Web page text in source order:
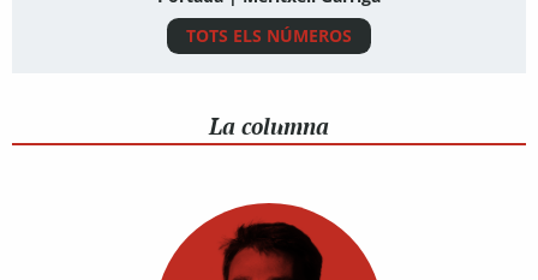
TOTS ELS NÚMEROS
La columna